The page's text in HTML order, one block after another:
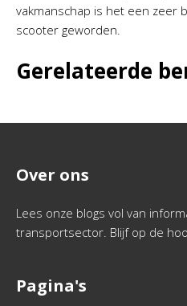
vakmanschap is het een zeer
scooter geworden.
Gerelateerde
Over ons
Lees onze blogs vol van
transportsector. Blijf op de
Pagina's